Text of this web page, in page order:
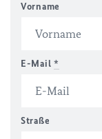
Vorname
E-Mail *
Straße